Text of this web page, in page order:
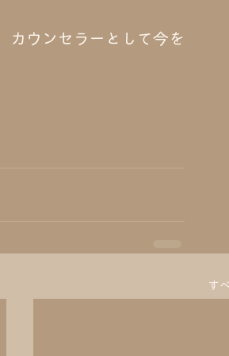
カウンセラーとして今を
す